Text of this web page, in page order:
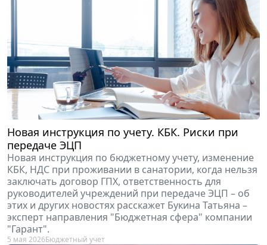
Новая инструкция по учету. КБК. Риски при
передаче ЭЦП
Новая инструкция по бюджетному учету, изменение
КБК, НДС при проживании в санатории, когда нельзя
заключать договор ГПХ, ответственность для
руководителей учреждений при передаче ЭЦП – об
этих и других новостях расскажет Букина Татьяна –
эксперт направления "Бюджетная сфера" компании
"Гарант".
5 мая 2026Бюджетный учет